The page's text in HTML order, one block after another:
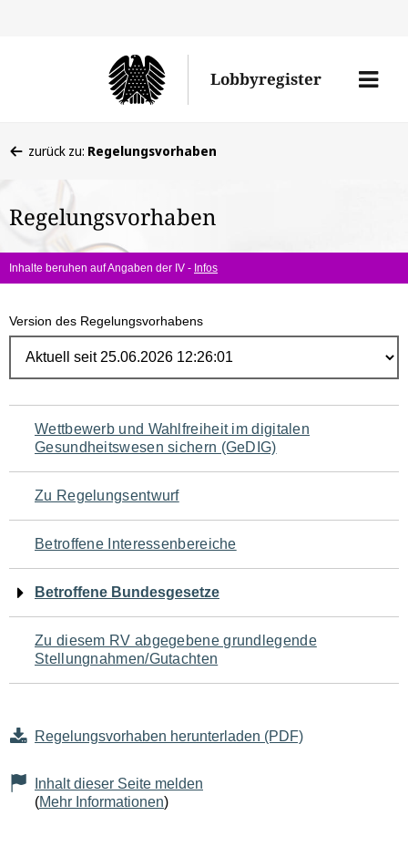
Lobbyregister
Menü
befinden
hier:
zurück zu: Regelungsvorhaben
Regelungsvorhaben
Inhalte beruhen auf Angaben der IV - Infos
Version des Regelungsvorhabens
Navigation
für
den
Seiteninhalt
Wettbewerb und Wahlfreiheit im digitalen
Gesundheitswesen sichern (GeDIG)
Zu Regelungsentwurf
Betroffene Interessenbereiche
Betroffene Bundesgesetze
Zu diesem RV abgegebene grundlegende
Stellungnahmen/Gutachten
Regelungsvorhaben herunterladen (PDF)
Inhalt dieser Seite melden
(Mehr Informationen)